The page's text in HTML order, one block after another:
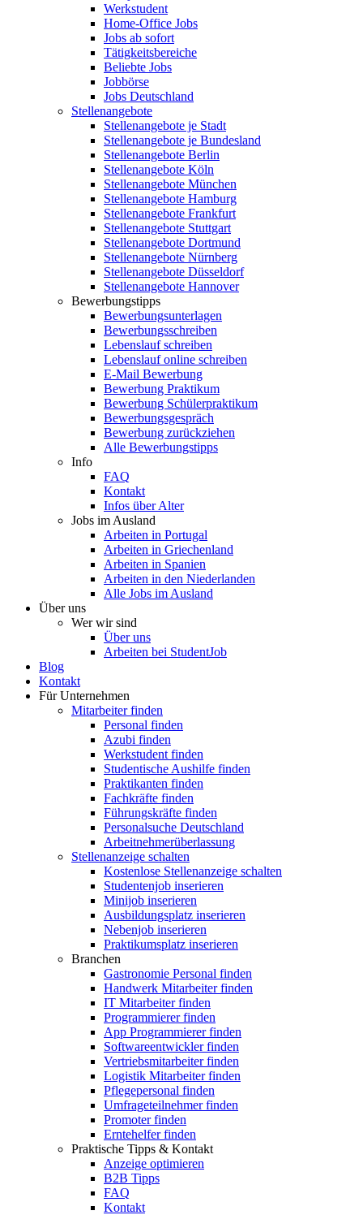
Werkstudent
Home-Office Jobs
Jobs ab sofort
Tätigkeitsbereiche
Beliebte Jobs
Jobbörse
Jobs Deutschland
Stellenangebote
Stellenangebote je Stadt
Stellenangebote je Bundesland
Stellenangebote Berlin
Stellenangebote Köln
Stellenangebote München
Stellenangebote Hamburg
Stellenangebote Frankfurt
Stellenangebote Stuttgart
Stellenangebote Dortmund
Stellenangebote Nürnberg
Stellenangebote Düsseldorf
Stellenangebote Hannover
Bewerbungstipps
Bewerbungsunterlagen
Bewerbungsschreiben
Lebenslauf schreiben
Lebenslauf online schreiben
E-Mail Bewerbung
Bewerbung Praktikum
Bewerbung Schülerpraktikum
Bewerbungsgespräch
Bewerbung zurückziehen
Alle Bewerbungstipps
Info
FAQ
Kontakt
Infos über Alter
Jobs im Ausland
Arbeiten in Portugal
Arbeiten in Griechenland
Arbeiten in Spanien
Arbeiten in den Niederlanden
Alle Jobs im Ausland
Über uns
Wer wir sind
Über uns
Arbeiten bei StudentJob
Blog
Kontakt
Für Unternehmen
Mitarbeiter finden
Personal finden
Azubi finden
Werkstudent finden
Studentische Aushilfe finden
Praktikanten finden
Fachkräfte finden
Führungskräfte finden
Personalsuche Deutschland
Arbeitnehmerüberlassung
Stellenanzeige schalten
Kostenlose Stellenanzeige schalten
Studentenjob inserieren
Minijob inserieren
Ausbildungsplatz inserieren
Nebenjob inserieren
Praktikumsplatz inserieren
Branchen
Gastronomie Personal finden
Handwerk Mitarbeiter finden
IT Mitarbeiter finden
Programmierer finden
App Programmierer finden
Softwareentwickler finden
Vertriebsmitarbeiter finden
Logistik Mitarbeiter finden
Pflegepersonal finden
Umfrageteilnehmer finden
Promoter finden
Erntehelfer finden
Praktische Tipps & Kontakt
Anzeige optimieren
B2B Tipps
FAQ
Kontakt